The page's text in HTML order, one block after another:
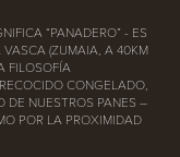
“PANADERO” - ES
VASCA (ZUMAIA, A 40KM
FILOSOFÍA
CONGELADO,
DE NUESTROS PANES –
POR LA PROXIMIDAD